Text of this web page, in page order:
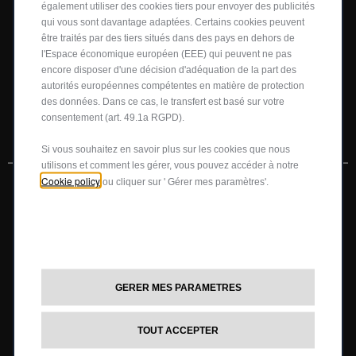
TROUVER VOTRE VOITURE D'OCCASION SUR SPOTICAR
Nouvelle Abarth 600e
Promotions
Essai
également utiliser des cookies tiers pour envoyer des publicités
qui vous sont davantage adaptées. Certains cookies peuvent
être traités par des tiers situés dans des pays en dehors de
l'Espace économique européen (EEE) qui peuvent ne pas
encore disposer d'une décision d'adéquation de la part des
autorités européennes compétentes en matière de protection
des données. Dans ce cas, le transfert est basé sur votre
consentement (art. 49.1a RGPD).
Si vous souhaitez en savoir plus sur les cookies que nous
utilisons et comment les gérer, vous pouvez accéder à notre
Cookie policy ou cliquer sur ' Gérer mes paramètres'.
GERER MES PARAMETRES
TOUT ACCEPTER